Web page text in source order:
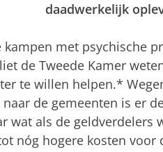
daadwerkelijk
met psychische
de Tweede Kamer
te willen helpen.*
de gemeenten is er
wat als de geldverdelers
nóg hogere kosten voor